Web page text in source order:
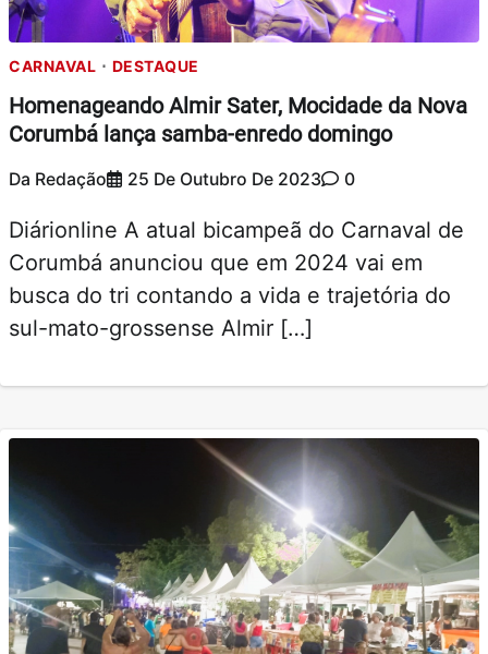
CARNAVAL DESTAQUE
Homenageando Almir Sater, Mocidade da Nova
Corumbá lança samba-enredo domingo
Da Redação 25 De Outubro De 2023 0
Diárionline A atual bicampeã do Carnaval de
Corumbá anunciou que em 2024 vai em
busca do tri contando a vida e trajetória do
sul-mato-grossense Almir […]